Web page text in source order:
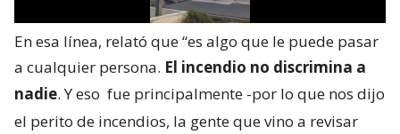
En esa línea, relató que “es algo que le puede pasar
a cualquier persona. El incendio no discrimina a
nadie. Y eso fue principalmente -por lo que nos dijo
el perito de incendios, la gente que vino a revisar